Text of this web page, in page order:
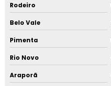
Rodeiro
Belo Vale
Pimenta
Rio Novo
Araporã